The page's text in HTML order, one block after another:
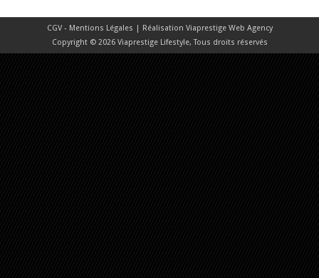
CGV - Mentions Légales | Réalisation Viaprestige Web Agency
Copyright © 2026 Viaprestige Lifestyle, Tous droits réservés